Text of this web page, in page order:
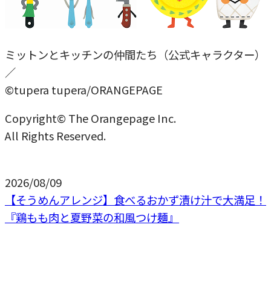
ミットンとキッチンの仲間たち（公式キャラクター）
／
©tupera tupera/ORANGEPAGE
Copyright© The Orangepage Inc.
All Rights Reserved.
2026/08/09
【そうめんアレンジ】食べるおかず漬け汁で大満足！
『鶏もも肉と夏野菜の和風つけ麺』